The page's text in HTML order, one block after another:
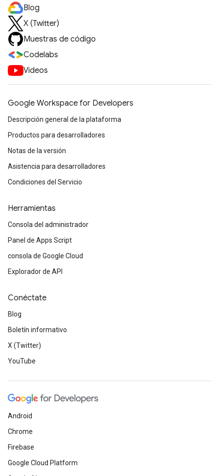
Blog
X (Twitter)
Muestras de código
Codelabs
Videos
Google Workspace for Developers
Descripción general de la plataforma
Productos para desarrolladores
Notas de la versión
Asistencia para desarrolladores
Condiciones del Servicio
Herramientas
Consola del administrador
Panel de Apps Script
consola de Google Cloud
Explorador de API
Conéctate
Blog
Boletín informativo
X (Twitter)
YouTube
Android
Chrome
Firebase
Google Cloud Platform